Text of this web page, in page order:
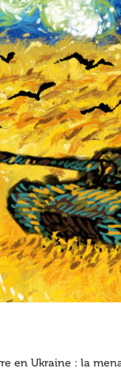
en Ukraine : la